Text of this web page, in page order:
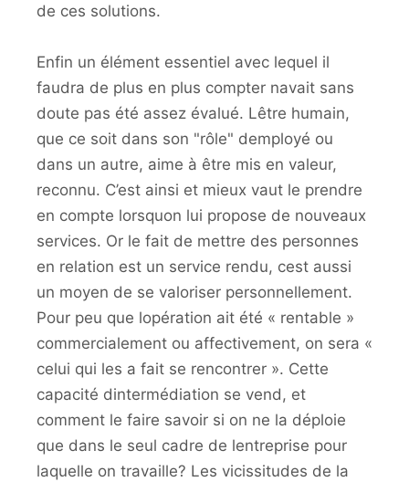
de ces solutions.
Enfin un élément essentiel avec lequel il
faudra de plus en plus compter navait sans
doute pas été assez évalué. Lêtre humain,
que ce soit dans son "rôle" demployé ou
dans un autre, aime à être mis en valeur,
reconnu. C’est ainsi et mieux vaut le prendre
en compte lorsquon lui propose de nouveaux
services. Or le fait de mettre des personnes
en relation est un service rendu, cest aussi
un moyen de se valoriser personnellement.
Pour peu que lopération ait été « rentable »
commercialement ou affectivement, on sera «
celui qui les a fait se rencontrer ». Cette
capacité dintermédiation se vend, et
comment le faire savoir si on ne la déploie
que dans le seul cadre de lentreprise pour
laquelle on travaille? Les vicissitudes de la